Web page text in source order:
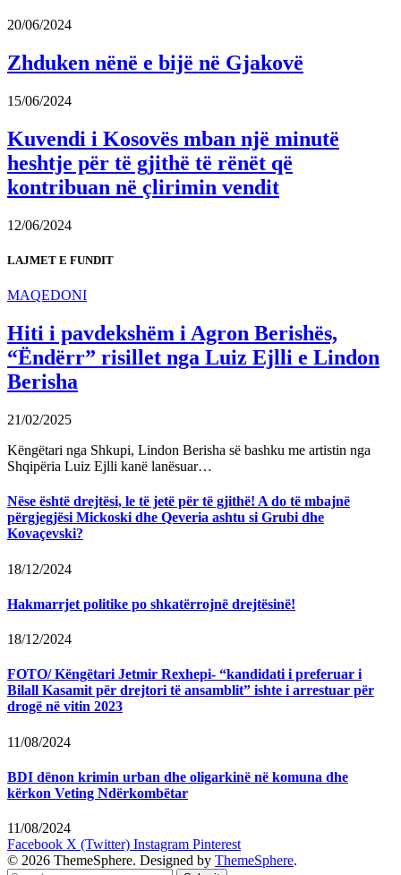
20/06/2024
Zhduken nënë e bijë në Gjakovë
15/06/2024
Kuvendi i Kosovës mban një minutë
heshtje për të gjithë të rënët që
kontribuan në çlirimin vendit
12/06/2024
LAJMET E FUNDIT
MAQEDONI
Hiti i pavdekshëm i Agron Berishës,
“Ëndërr” risillet nga Luiz Ejlli e Lindon
Berisha
21/02/2025
Këngëtari nga Shkupi, Lindon Berisha së bashku me artistin nga
Shqipëria Luiz Ejlli kanë lanësuar…
Nëse është drejtësi, le të jetë për të gjithë! A do të mbajnë
përgjegjësi Mickoski dhe Qeveria ashtu si Grubi dhe
Kovaçevski?
18/12/2024
Hakmarrjet politike po shkatërrojnë drejtësinë!
18/12/2024
FOTO/ Këngëtari Jetmir Rexhepi- “kandidati i preferuar i
Bilall Kasamit për drejtori të ansamblit” ishte i arrestuar për
drogë në vitin 2023
11/08/2024
BDI dënon krimin urban dhe oligarkinë në komuna dhe
kërkon Veting Ndërkombëtar
11/08/2024
Facebook X (Twitter) Instagram Pinterest
© 2026 ThemeSphere. Designed by ThemeSphere.